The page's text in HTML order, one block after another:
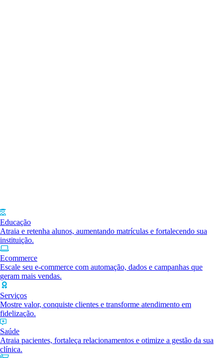
Educação
Atraia e retenha alunos, aumentando matrículas e fortalecendo sua
instituição.
Ecommerce
Escale seu e-commerce com automação, dados e campanhas que
geram mais vendas.
Serviços
Mostre valor, conquiste clientes e transforme atendimento em
fidelização.
Saúde
Atraia pacientes, fortaleça relacionamentos e otimize a gestão da sua
clínica.